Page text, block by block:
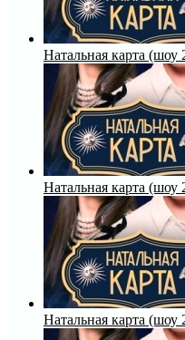
Натальная карта (шоу
Натальная карта (шоу
Натальная карта (шоу